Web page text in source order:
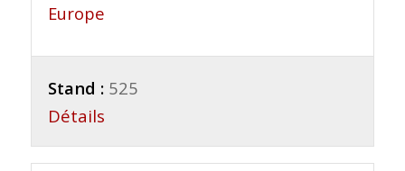
Europe
Stand : 525
Détails